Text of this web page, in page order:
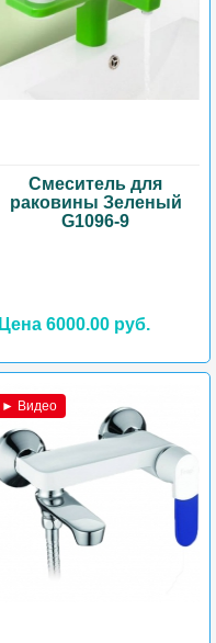
Смеситель для
раковины Зеленый
G1096-9
Цена 6000.00 руб.
► Видео